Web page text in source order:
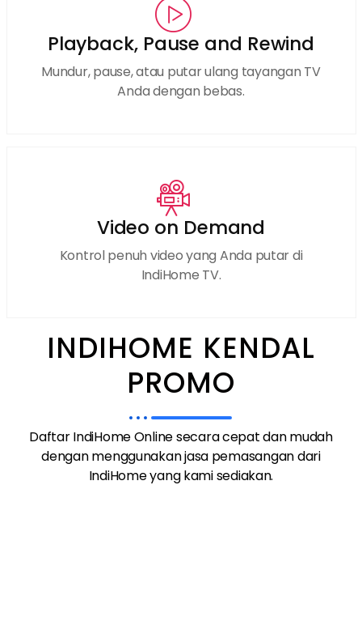
Playback, Pause and Rewind
Mundur, pause, atau putar ulang tayangan TV
Anda dengan bebas.
Video on Demand
Kontrol penuh video yang Anda putar di
IndiHome TV.
INDIHOME KENDAL
PROMO
Daftar IndiHome Online secara cepat dan mudah
dengan menggunakan jasa pemasangan dari
IndiHome yang kami sediakan.